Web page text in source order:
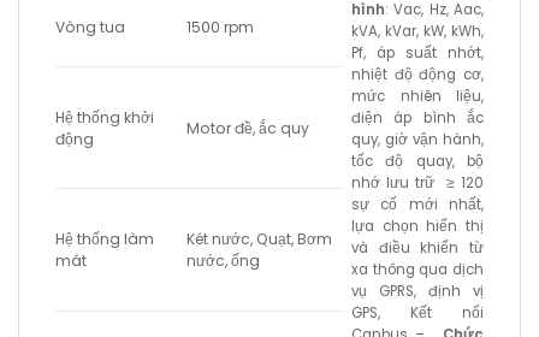
hình: Vac, Hz, Aac,
kVA, kVar, kW, kWh,
Pf, áp suất nhớt,
nhiệt độ động cơ,
mức nhiên liệu,
điện áp bình ắc
quy, giờ vận hành,
tốc độ quay, bộ
nhớ lưu trữ ≥ 120
sự cố mới nhất,
lựa chọn hiển thị
và điều khiển từ
xa thông qua dịch
vụ GPRS, định vị
GPS, Kết nối
Vòng tua 1500 rpm
Hệ thống khởi
động
Motor đề, ắc quy
Hệ thống làm
mát
Két nước, Quạt, Bơm
nước, ống